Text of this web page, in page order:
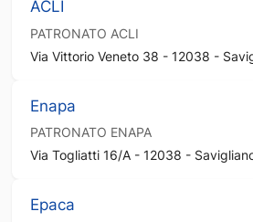
ACLI
PATRONATO ACLI
Via Vittorio Veneto 38 - 12038 -
Enapa
PATRONATO ENAPA
Via Togliatti 16/A - 12038 -
Epaca